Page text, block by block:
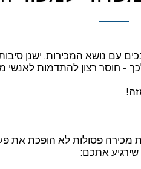
עם נושא המכירות. ישנן
- חוסר רצון להתדמות לאנשי
מכירה פסולות לא הופכת את
שירגיע אתכם: